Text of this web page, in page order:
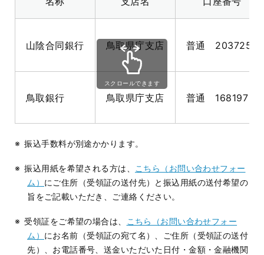
山陰合同銀行 鳥取県庁支店 普通 2037259
鳥取銀行 鳥取県庁支店 普通 168197
スクロールできます
振込手数料が別途かかります。
振込用紙を希望される方は、
こちら（お問い合わせフォー
ム） にご住所（受領証の送付先）と振込用紙の送付希望の
旨をご記載いただき、ご連絡ください。
受領証をご希望の場合は、
こちら（お問い合わせフォー
ム） にお名前（受領証の宛て名）、ご住所（受領証の送付
先）、お電話番号、送金いただいた日付・金額・金融機関